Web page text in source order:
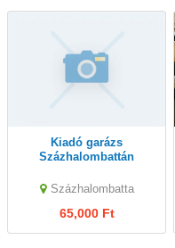
Kiadó garázs
Százhalombattán
Százhalombatta
65,000 Ft